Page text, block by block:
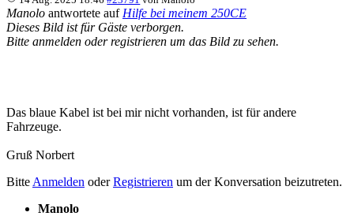
Manolo antwortete auf Hilfe bei meinem 250CE
Dieses Bild ist für Gäste verborgen.
Bitte anmelden oder registrieren um das Bild zu sehen.
Das blaue Kabel ist bei mir nicht vorhanden, ist für andere
Fahrzeuge.
Gruß Norbert
Bitte Anmelden oderRegistrieren um der Konversation beizutreten.
Manolo